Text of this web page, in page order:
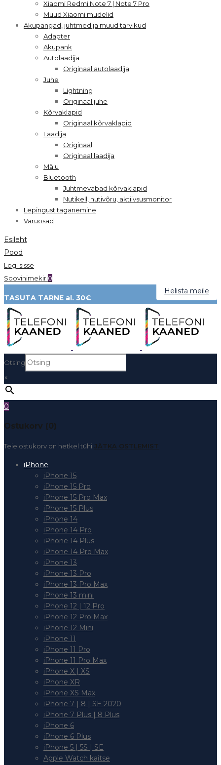
Xiaomi Redmi Note 7 | Note 7 Pro
Muud Xiaomi mudelid
Akupangad, juhtmed ja muud tarvikud
Adapter
Akupank
Autolaadija
Originaal autolaadija
Juhe
Lightning
Originaal juhe
Kõrvaklapid
Originaal kõrvaklapid
Laadija
Originaal
Originaal laadija
Mälu
Bluetooth
Juhtmevabad kõrvaklapid
Nutikell, nutivõru, aktiivsusmonitor
Lepingust taganemine
Varuosad
Esileht
Pood
Logi sisse
Soovinimekiri0
TASUTA TARNE al. 30€
Helista meile
Otsing
×
0
Ostukorv (0)
Teie ostukorv on hetkel tühi JÄTKA OSTLEMIST
iPhone
iPhone 15
iPhone 15 Pro
iPhone 15 Pro Max
iPhone 15 Plus
iPhone 14
iPhone 14 Pro
iPhone 14 Plus
iPhone 14 Pro Max
iPhone 13
iPhone 13 Pro
iPhone 13 Pro Max
iPhone 13 mini
iPhone 12 | 12 Pro
iPhone 12 Pro Max
iPhone 12 Mini
iPhone 11
iPhone 11 Pro
iPhone 11 Pro Max
iPhone X | XS
iPhone XR
iPhone XS Max
iPhone 7 | 8 | SE 2020
iPhone 7 Plus | 8 Plus
iPhone 6
iPhone 6 Plus
iPhone 5 | 5S | SE
Apple Watch kaitse